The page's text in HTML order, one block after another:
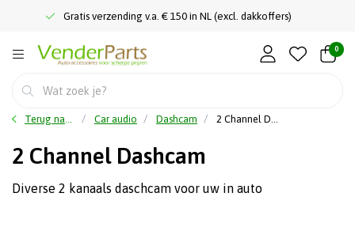
Gratis verzending v.a. € 150 in NL (excl. dakkoffers)
0
Terug naar home Car audio Dashcam 2 Channel Dashcam
2 Channel Dashcam
Diverse 2 kanaals daschcam voor uw in auto